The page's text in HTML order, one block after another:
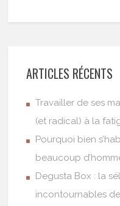
ARTICLES RÉCENTS
Travailler de ses
(et radical) à la
Pourquoi bien
beaucoup
Degusta Box : la
incontournables de